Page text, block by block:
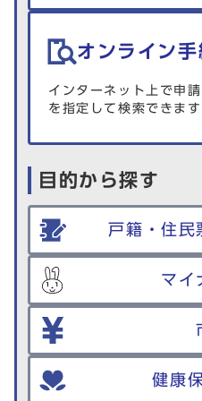
オンライン
インターネット上で申
を指定して検索できます
目的から探す
戸籍・住民
マイ
健康